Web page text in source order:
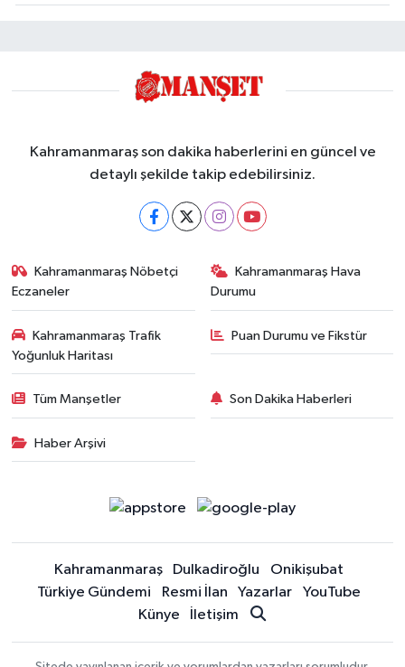
Kahramanmaraş son dakika haberlerini en güncel ve
detaylı şekilde takip edebilirsiniz.
Kahramanmaraş Nöbetçi
Eczaneler
Kahramanmaraş Hava
Durumu
Kahramanmaraş Trafik
Yoğunluk Haritası
Puan Durumu ve Fikstür
Tüm Manşetler Son Dakika Haberleri
Haber Arşivi
Kahramanmaraş Dulkadiroğlu
Onikişubat
Türkiye Gündemi
Resmi İlan Yazarlar
YouTube
Künye
İletişim